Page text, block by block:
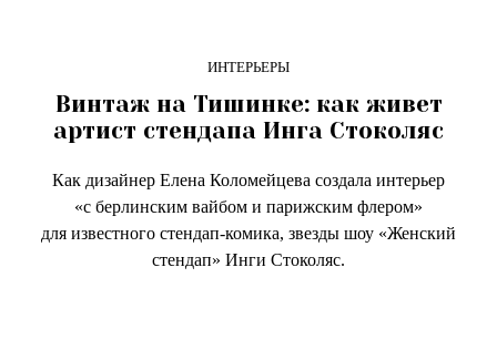
ИНТЕРЬЕРЫ
Винтаж на Тишинке: как живет
артист стендапа Инга Стоколяс
Как дизайнер Елена Коломейцева создала интерьер
«с берлинским вайбом и парижским флером»
для известного стендап-комика, звезды шоу «Женский
стендап» Инги Стоколяс.